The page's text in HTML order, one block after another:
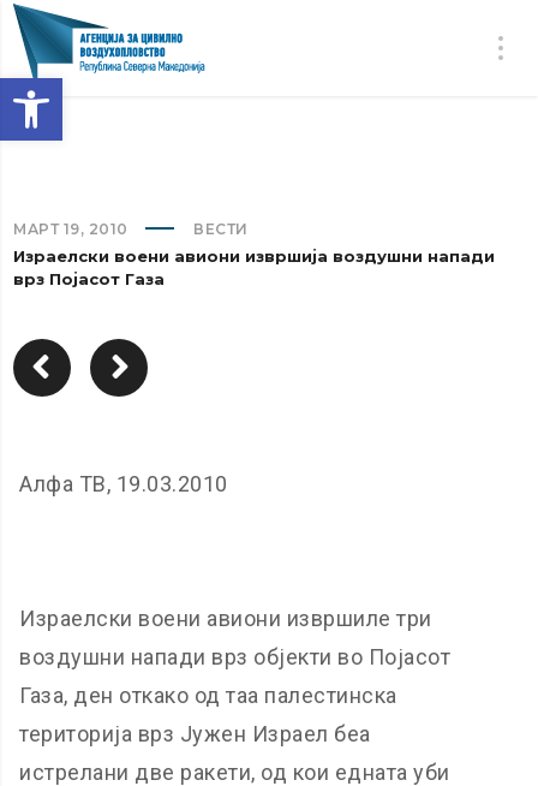
Open toolbar
МАРТ 19, 2010 ВЕСТИ
Израелски воени авиони извршија воздушни напади
врз Појасот Газа
Алфа ТВ, 19.03.2010
Израелски воени авиони извршиле три
воздушни напади врз објекти во Појасот
Газа, ден откако од таа палестинска
територија врз Јужен Израел беа
истрелани две ракети, од кои едната уби